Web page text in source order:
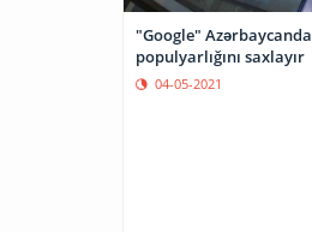
"Google" Azərbaycanda
populyarlığını saxlayır
04-05-2021